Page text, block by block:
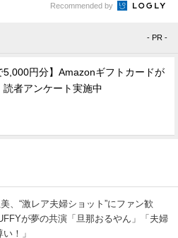
Recommended by
- PR -
5,000円分】Amazonギフトカードが
読者アンケート実施中
、“激レア夫婦ショット”にファン歓
が夢の共演「旦那おるやん」「夫婦
！」